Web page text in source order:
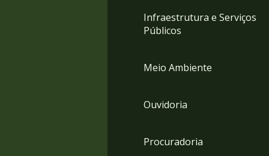
Infraestrutura e Serviços
Públicos
Meio Ambiente
Ouvidoria
Procuradoria